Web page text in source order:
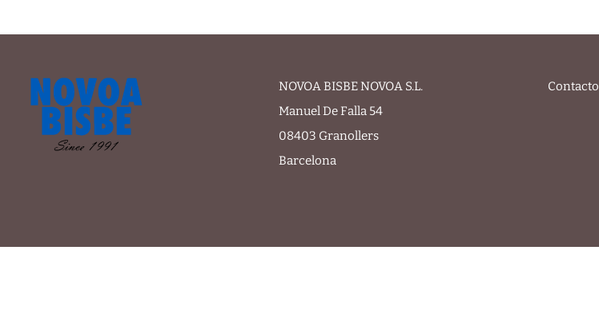
NOVOA BISBE NOVOA S.L.
Manuel De Falla 54
08403 Granollers
Barcelona
Contacto